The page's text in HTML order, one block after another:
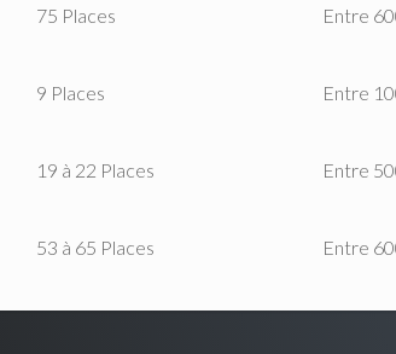
75 Places Entre
9 Places Entre
19 à 22 Places Entre
53 à 65 Places Entre